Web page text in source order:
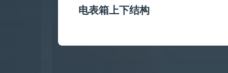
电表箱上下结构